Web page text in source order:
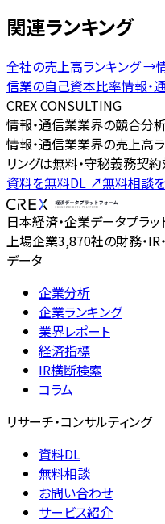
関連ランキング
全社の売上高ランキング→
信業の自己資本比率情報・
CREX CONSULTING
情報・通信業業界の競合分
情報・通信業業界の売上高
リングは無料・守秘義務契約
資料を無料DL ↗無料相談
日本経済・企業データプラッ
上場企業3,870社の財務・IR
データ
企業分析
企業ランキング
業界レポート
経済指標
IR横断検索
コラム
リサーチ・コンサルティング
資料DL
無料相談
お問い合わせ
サービス紹介